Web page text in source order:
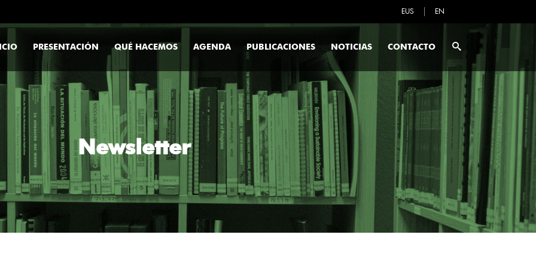
EUS EN
PRESENTACIÓN QUÉ HACEMOS AGENDA PUBLICACIONES NOTICIAS CONTACTO
Newsletter